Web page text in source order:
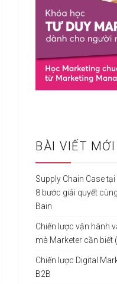
BÀI VIẾT
Supply Chain Case
8 bước giải quyết
Bain
Chiến lược vận hành
mà Marketer cần biết
Chiến lược Digital
B2B